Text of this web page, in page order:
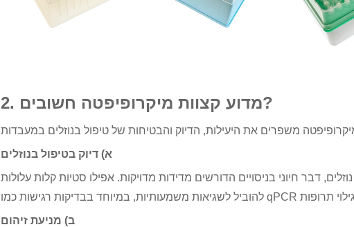
2. מדוע קצוות מיקרופיפטה חשובים?
א) דיוק בטיפול בנוזלים
דבר חיוני בניסויים הדורשים מדידות מדויקות. אפילו סטיות קלות עלולות
ב) מניעת זיהום